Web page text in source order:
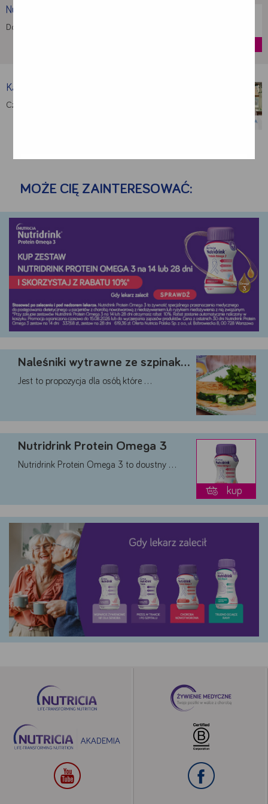
Nutridrink Protein
Dostarcza energię, białko i inne składniki …
Kalkulator Białka dla pacjentów …
Czy wiesz ile białka powinieneś spożywać …
MOŻE CIĘ ZAINTERESOWAĆ:
Naleśniki wytrawne ze szpinakiem
Jest to propozycja dla osób, które …
Nutridrink Protein Omega 3
Nutridrink Protein Omega 3 to doustny …
kup
Google
Teads
wszystkie
wybory
dobrowolne